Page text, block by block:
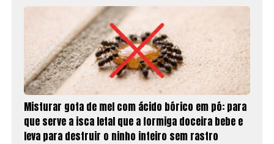
Misturar gota de mel com ácido bórico em pó: para
que serve a isca letal que a formiga doceira bebe e
leva para destruir o ninho inteiro sem rastro